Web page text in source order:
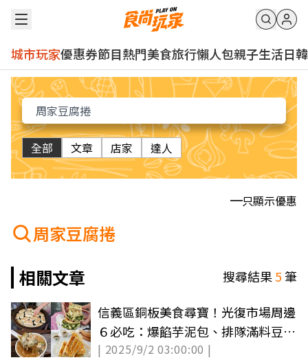
城市玩家優惠券節目熱門美食旅行懶人包親子生活日韓
全部 文章 店家 達人
只顯示優惠
周家豆腐捲
相關文章
搜尋結果5筆
信義區銅板美食尋寶！光復市場周邊
６必吃：爆餡芋泥包、排隊滿料豆腐
捲
| 2025/9/2 03:00:00 |